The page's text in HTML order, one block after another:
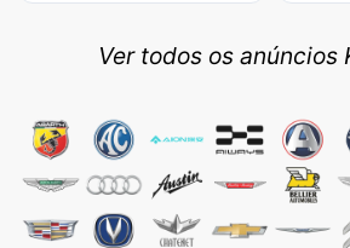
Ver todos os anúncios